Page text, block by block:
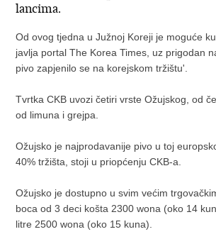
lancima.
Od ovog tjedna u Južnoj Koreji je moguće
javlja portal The Korea Times, uz prigodan
pivo zapjenilo se na korejskom tržištu'.
Tvrtka CKB uvozi četiri vrste Ožujskog, od
od limuna i grejpa.
Ožujsko je najprodavanije pivo u toj
40% tržišta, stoji u priopćenju CKB-a.
Ožujsko je dostupno u svim većim
boca od 3 deci košta 2300 wona (oko 14
litre 2500 wona (oko 15 kuna).